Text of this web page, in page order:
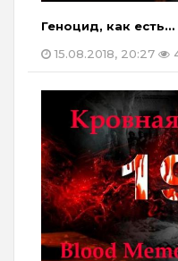
Геноцид, как есть…
15.08.2018, 20:27